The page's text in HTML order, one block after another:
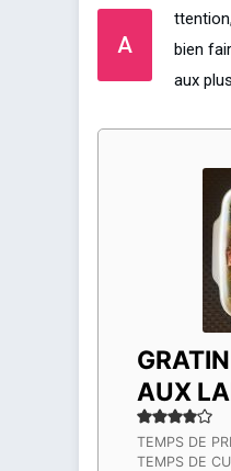
A
bien
aux
AUX
TEMPS DE
TEMPS DE